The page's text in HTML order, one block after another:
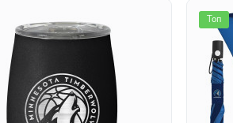
Топ